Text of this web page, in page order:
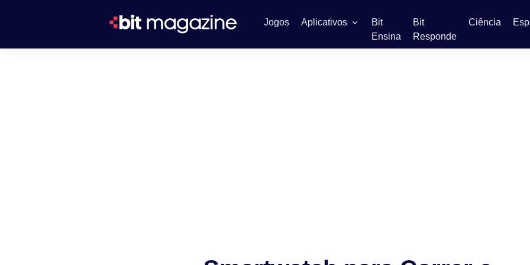
Jogos Aplicativos
Bit
Ensina
Bit
Responde
Ciência